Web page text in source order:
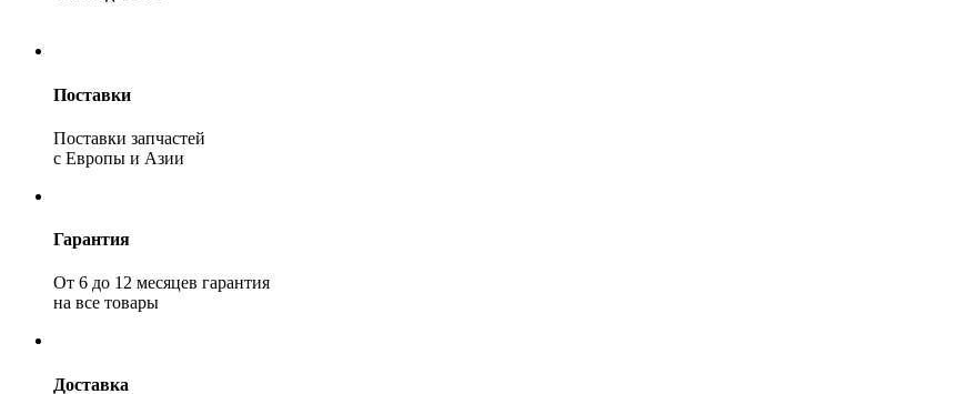
Поставки
Поставки запчастей
с Европы и Азии
Гарантия
От 6 до 12 месяцев гарантия
на все товары
Доставка